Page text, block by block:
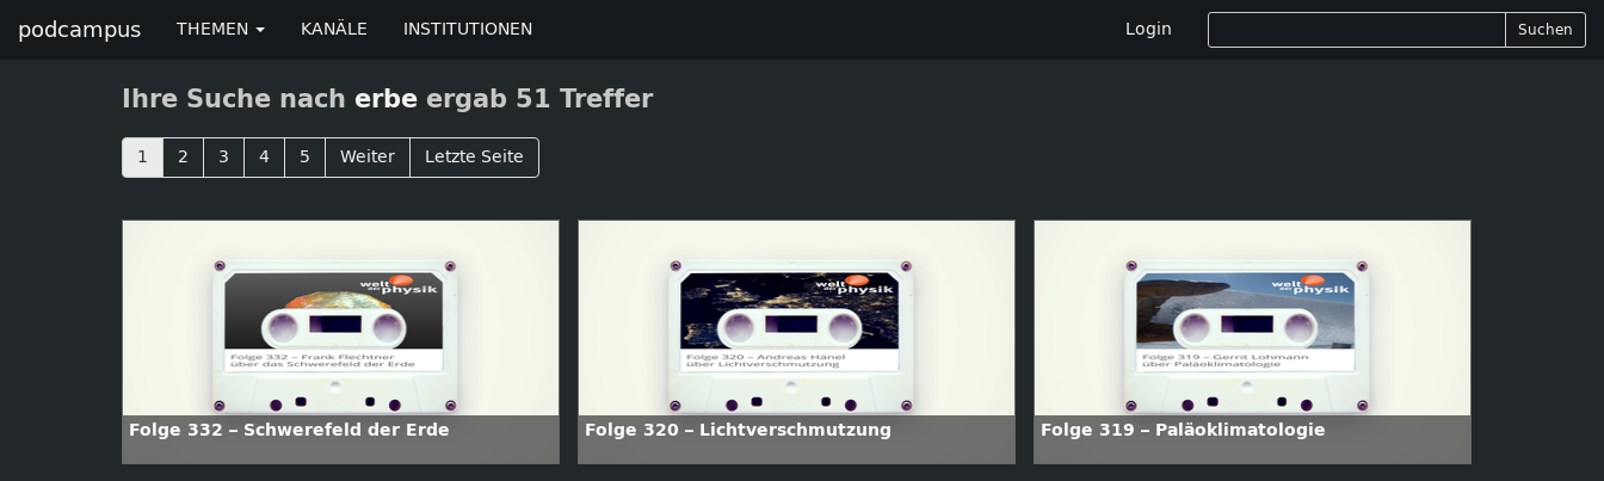
podcampus THEMEN KANÄLE INSTITUTIONEN Login Suchen
Ihre Suche nach erbe ergab 51 Treffer
1 2 3 4 5 Weiter Letzte Seite
Folge 332 – Schwerefeld der Erde Folge 320 – Lichtverschmutzung Folge 319 – Paläoklimatologie